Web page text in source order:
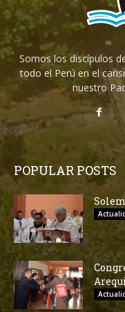
Somos los discípulos
todo el Perú en el
nuestro
POPULAR POSTS